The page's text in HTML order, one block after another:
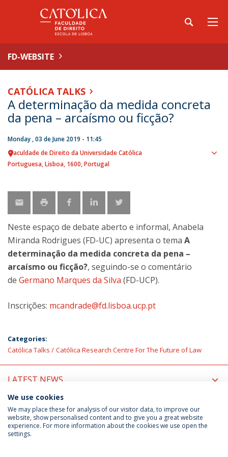
FD-WEBSITE
CATÓLICA TALKS
A determinação da medida concreta
da pena – arcaísmo ou ficção?
Monday , 03 de June 2019 - 11:45
Faculdade de Direito da Universidade Católica
Portuguesa Lisboa 1600 Portugal
Neste espaço de debate aberto e informal, Anabela
Miranda Rodrigues (FD-UC) apresenta o tema A
determinação da medida concreta da pena –
arcaísmo ou ficção?, seguindo-se o comentário
de Germano Marques da Silva (FD-UCP).
Inscrições: mcandrade@fd.lisboa.ucp.pt
Categories:
Católica Talks
Católica Research Centre For The Future of Law
LATEST NEWS
UPCOMING EVENTS
Privacy Policy
We use cookies
We may place these for analysis of our visitor data, to improve our
website, show personalised content and to give you a great website
experience. For more information about the cookies we use open the
settings.